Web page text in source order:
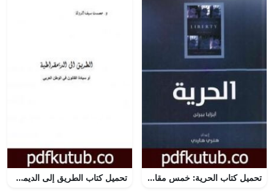
تحميل كتاب الحرية: خمس مقالات عن الحرية PDF تأليف إيزايا برلين مجانا [كامل] تحميل كتاب الطريق إلى الديموقراطية أو سيادة القانون في الوطن العربي PDF تأليف عصمت سيف الدولة مجانا [كامل]